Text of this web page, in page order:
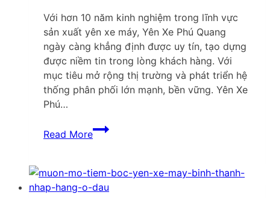
Với hơn 10 năm kinh nghiệm trong lĩnh vực
sản xuất yên xe máy, Yên Xe Phú Quang
ngày càng khẳng định được uy tín, tạo dựng
được niềm tin trong lòng khách hàng. Với
mục tiêu mở rộng thị trường và phát triển hệ
thống phân phối lớn mạnh, bền vững. Yên Xe
Phú…
Read More
Yên
Xe
Quang
tìm